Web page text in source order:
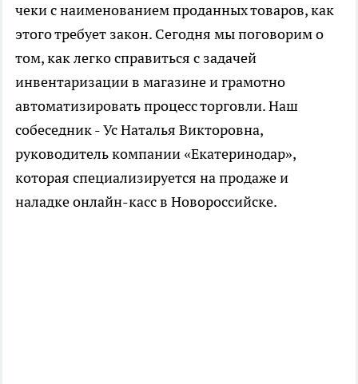
чеки с наименованием проданных товаров, как
этого требует закон. Сегодня мы поговорим о
том, как легко справиться с задачей
инвентаризации в магазине и грамотно
автоматизировать процесс торговли. Наш
собеседник - Ус Наталья Викторовна,
руководитель компании «Екатеринодар»,
которая специализируется на продаже и
наладке онлайн-касс в Новороссийске.